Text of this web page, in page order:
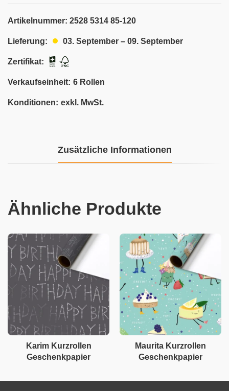
Artikelnummer: 2528 5314 85-120
Lieferung: 03. September – 09. September
Zertifikat:
Verkaufseinheit: 6 Rollen
Konditionen: exkl. MwSt.
Zusätzliche Informationen
Ähnliche Produkte
Karim Kurzrollen
Geschenkpapier
Maurita Kurzrollen
Geschenkpapier